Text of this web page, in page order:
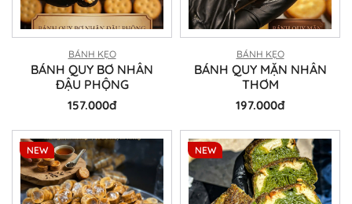
BÁNH KẸO
BÁNH QUY BƠ NHÂN
ĐẬU PHỘNG
157.000đ
BÁNH KẸO
BÁNH QUY MẶN NHÂN
THƠM
197.000đ
NEW NEW